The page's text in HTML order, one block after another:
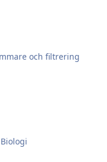
och filtrering